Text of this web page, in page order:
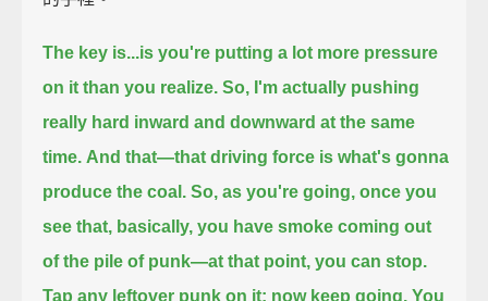
The key is...is you're putting a lot more pressure
on it than you realize. So, I'm actually pushing
really hard inward and downward at the same
time. And that—that driving force is what's gonna
produce the coal. So, as you're going, once you
see that, basically, you have smoke coming out
of the pile of punk—at that point, you can stop.
Tap any leftover punk on it; now keep going. You